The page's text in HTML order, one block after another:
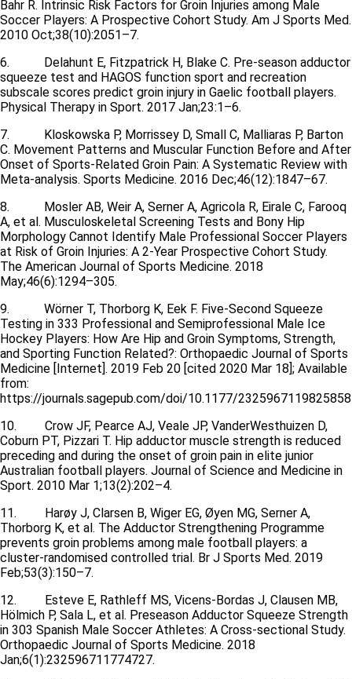
Bahr R. Intrinsic Risk Factors for Groin Injuries among Male
Soccer Players: A Prospective Cohort Study. Am J Sports Med.
2010 Oct;38(10):2051–7.
6. Delahunt E, Fitzpatrick H, Blake C. Pre-season adductor
squeeze test and HAGOS function sport and recreation
subscale scores predict groin injury in Gaelic football players.
Physical Therapy in Sport. 2017 Jan;23:1–6.
7. Kloskowska P, Morrissey D, Small C, Malliaras P, Barton
C. Movement Patterns and Muscular Function Before and After
Onset of Sports-Related Groin Pain: A Systematic Review with
Meta-analysis. Sports Medicine. 2016 Dec;46(12):1847–67.
8. Mosler AB, Weir A, Serner A, Agricola R, Eirale C, Farooq
A, et al. Musculoskeletal Screening Tests and Bony Hip
Morphology Cannot Identify Male Professional Soccer Players
at Risk of Groin Injuries: A 2-Year Prospective Cohort Study.
The American Journal of Sports Medicine. 2018
May;46(6):1294–305.
9. Wörner T, Thorborg K, Eek F. Five-Second Squeeze
Testing in 333 Professional and Semiprofessional Male Ice
Hockey Players: How Are Hip and Groin Symptoms, Strength,
and Sporting Function Related?: Orthopaedic Journal of Sports
Medicine [Internet]. 2019 Feb 20 [cited 2020 Mar 18]; Available
from:
https://journals.sagepub.com/doi/10.1177/2325967119825858
10. Crow JF, Pearce AJ, Veale JP, VanderWesthuizen D,
Coburn PT, Pizzari T. Hip adductor muscle strength is reduced
preceding and during the onset of groin pain in elite junior
Australian football players. Journal of Science and Medicine in
Sport. 2010 Mar 1;13(2):202–4.
11. Harøy J, Clarsen B, Wiger EG, Øyen MG, Serner A,
Thorborg K, et al. The Adductor Strengthening Programme
prevents groin problems among male football players: a
cluster-randomised controlled trial. Br J Sports Med. 2019
Feb;53(3):150–7.
12. Esteve E, Rathleff MS, Vicens-Bordas J, Clausen MB,
Hölmich P, Sala L, et al. Preseason Adductor Squeeze Strength
in 303 Spanish Male Soccer Athletes: A Cross-sectional Study.
Orthopaedic Journal of Sports Medicine. 2018
Jan;6(1):232596711774727.